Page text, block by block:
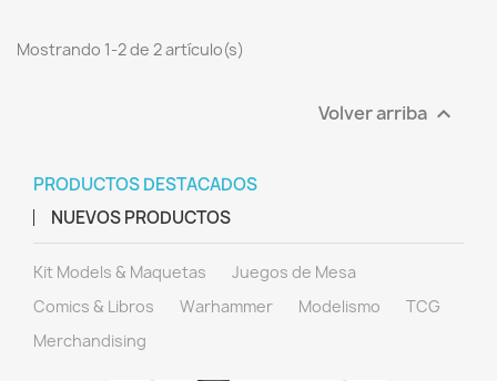
Mostrando 1-2 de 2 artículo(s)
Volver arriba 
PRODUCTOS DESTACADOS
NUEVOS PRODUCTOS
Kit Models & Maquetas
Juegos de Mesa
Comics & Libros
Warhammer Modelismo
TCG
Merchandising